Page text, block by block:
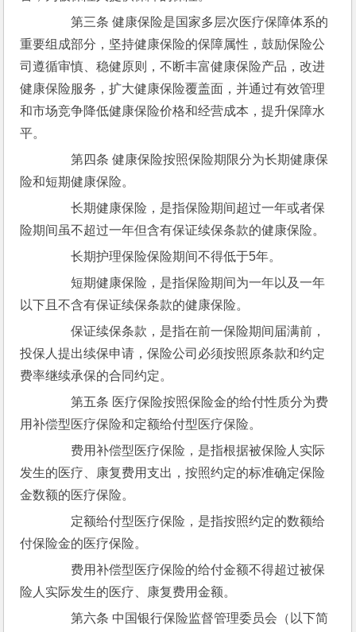
第三条 健康保险是国家多层次医疗保障体系的
重要组成部分，坚持健康保险的保障属性，鼓励保险公
司遵循审慎、稳健原则，不断丰富健康保险产品，改进
健康保险服务，扩大健康保险覆盖面，并通过有效管理
和市场竞争降低健康保险价格和经营成本，提升保障水
平。
第四条 健康保险按照保险期限分为长期健康保
险和短期健康保险。
长期健康保险，是指保险期间超过一年或者保
险期间虽不超过一年但含有保证续保条款的健康保险。
长期护理保险保险期间不得低于5年。
短期健康保险，是指保险期间为一年以及一年
以下且不含有保证续保条款的健康保险。
保证续保条款，是指在前一保险期间届满前，
投保人提出续保申请，保险公司必须按照原条款和约定
费率继续承保的合同约定。
第五条 医疗保险按照保险金的给付性质分为费
用补偿型医疗保险和定额给付型医疗保险。
费用补偿型医疗保险，是指根据被保险人实际
发生的医疗、康复费用支出，按照约定的标准确定保险
金数额的医疗保险。
定额给付型医疗保险，是指按照约定的数额给
付保险金的医疗保险。
费用补偿型医疗保险的给付金额不得超过被保
险人实际发生的医疗、康复费用金额。
第六条 中国银行保险监督管理委员会（以下简